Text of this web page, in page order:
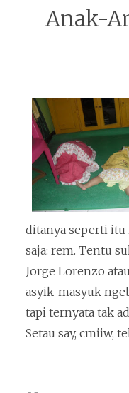
Anak-
ditanya seperti itu
saja: rem. Tentu
Jorge Lorenzo
asyik-masyuk
tapi ternyata tak
Setau say, cmiiw,